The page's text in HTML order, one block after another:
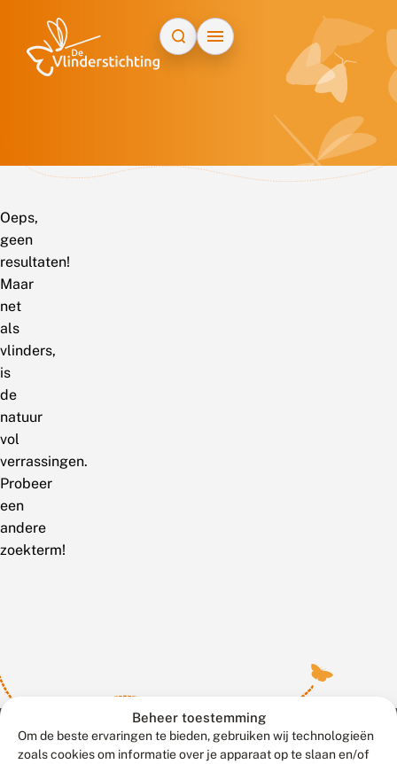
Beheer toestemming
Om de beste ervaringen te bieden, gebruiken wij technologieën
zoals cookies om informatie over je apparaat op te slaan en/of
Oeps,
geen
resultaten!
Maar
net
als
vlinders,
is
de
natuur
vol
verrassingen.
Probeer
een
andere
zoekterm!